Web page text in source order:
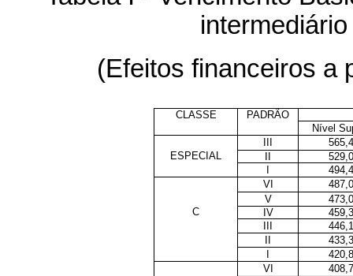
(Efeitos financeiros a
CLASSE
PADRÃO
Nível
ESPECIAL
VI
V
C
IV
VI